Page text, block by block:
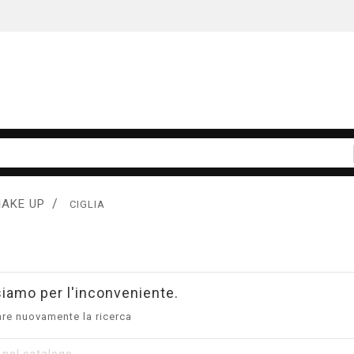
UP CIGLIA
per l'inconveniente.
nuovamente la ricerca